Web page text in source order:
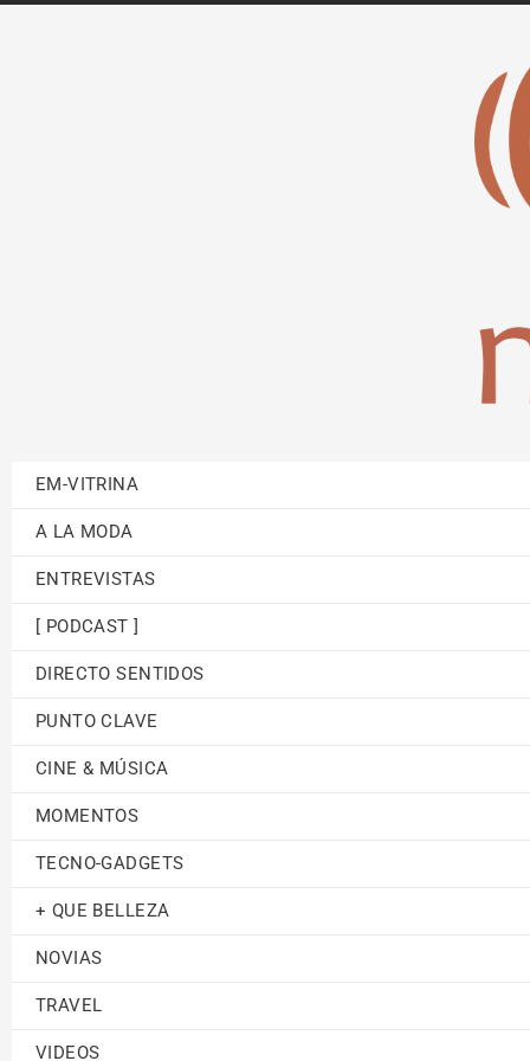
EM-VITRINA
A LA MODA
ENTREVISTAS
[ PODCAST ]
DIRECTO SENTIDOS
PUNTO CLAVE
CINE & MÚSICA
MOMENTOS
TECNO-GADGETS
+ QUE BELLEZA
NOVIAS
TRAVEL
VIDEOS